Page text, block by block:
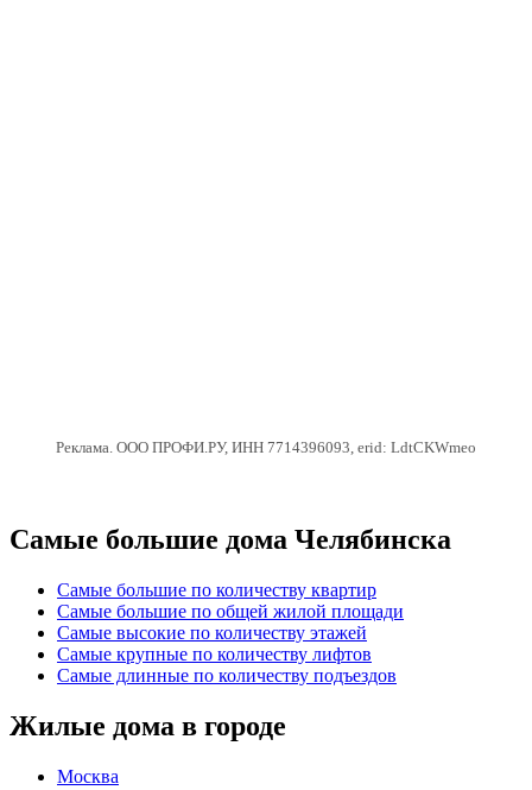
Реклама. ООО ПРОФИ.РУ, ИНН 7714396093, erid: LdtCKWmeo
Самые большие дома Челябинска
Самые большие по количеству квартир
Самые большие по общей жилой площади
Самые высокие по количеству этажей
Самые крупные по количеству лифтов
Самые длинные по количеству подъездов
Жилые дома в городе
Москва